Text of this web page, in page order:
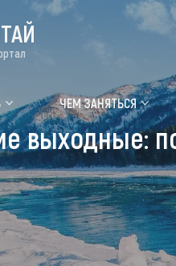
ЧЕМ ЗАНЯТЬСЯ
выходные: